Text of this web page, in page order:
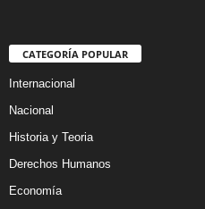
CATEGORÍA POPULAR
Internacional
Nacional
Historia y Teoria
Derechos Humanos
Economía